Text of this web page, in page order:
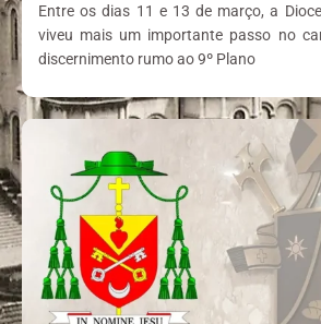
Entre os dias 11 e 13 de março, a
viveu mais um importante passo no
discernimento rumo ao 9º Plano